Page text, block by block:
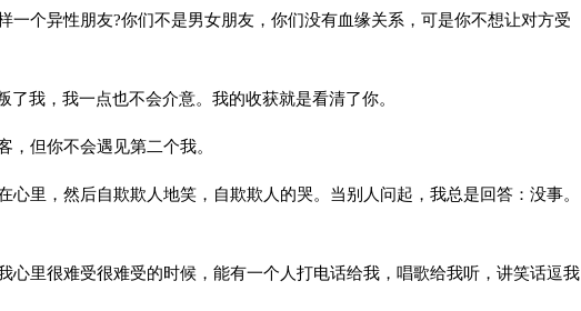
个异性朋友?你们不是男女朋友，你们没有血缘关系，可是你不想让对方受
，我一点也不会介意。我的收获就是看清了你。
但你不会遇见第二个我。
里，然后自欺欺人地笑，自欺欺人的哭。当别人问起，我总是回答：没事。
里很难受很难受的时候，能有一个人打电话给我，唱歌给我听，讲笑话逗我